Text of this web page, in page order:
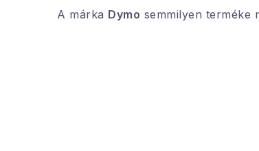
A márka Dymo semmilyen terméke